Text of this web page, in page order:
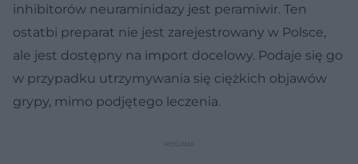
inhibitorów neuraminidazy jest peramiwir. Ten
ostatbi preparat nie jest zarejestrowany w Polsce,
ale jest dostępny na import docelowy. Podaje się go
w przypadku utrzymywania się ciężkich objawów
grypy, mimo podjętego leczenia.